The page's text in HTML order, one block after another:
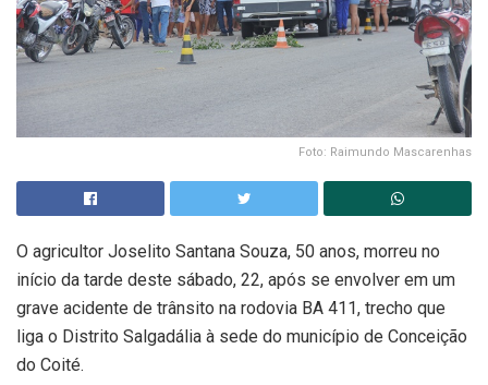
Foto: Raimundo Mascarenhas
O agricultor Joselito Santana Souza, 50 anos, morreu no
início da tarde deste sábado, 22, após se envolver em um
grave acidente de trânsito na rodovia BA 411, trecho que
liga o Distrito Salgadália à sede do município de Conceição
do Coité.